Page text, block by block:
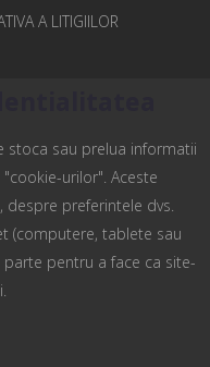
stoca sau prelua informatii
urilor". Aceste
despre preferintele dvs.
(computere, tablete sau
pentru a face ca site-